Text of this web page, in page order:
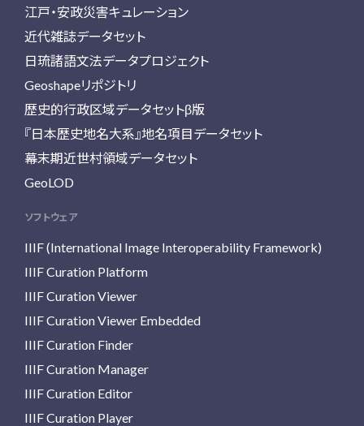
江戸・安政災害キュレーション
近代雑誌データセット
日琉諸語文法データプロジェクト
Geoshapeリポジトリ
歴史的行政区域データセットβ版
『日本歴史地名大系』地名項目データセット
幕末期近世村領域データセット
GeoLOD
ソフトウェア
IIIF (International Image Interoperability Framework)
IIIF Curation Platform
IIIF Curation Viewer
IIIF Curation Viewer Embedded
IIIF Curation Finder
IIIF Curation Manager
IIIF Curation Editor
IIIF Curation Player